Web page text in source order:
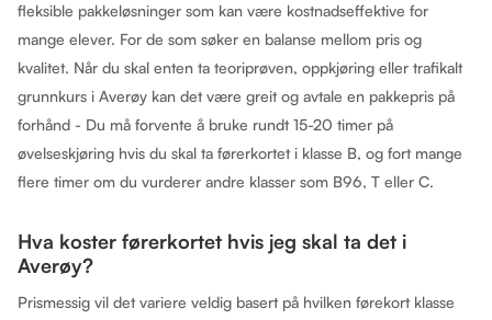
fleksible pakkeløsninger som kan være kostnadseffektive for
mange elever. For de som søker en balanse mellom pris og
kvalitet. Når du skal enten ta teoriprøven, oppkjøring eller trafikalt
grunnkurs i Averøy kan det være greit og avtale en pakkepris på
forhånd - Du må forvente å bruke rundt 15-20 timer på
øvelseskjøring hvis du skal ta førerkortet i klasse B, og fort mange
flere timer om du vurderer andre klasser som B96, T eller C.
Hva koster førerkortet hvis jeg skal ta det i
Averøy?
Prismessig vil det variere veldig basert på hvilken førekort klasse